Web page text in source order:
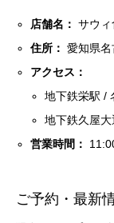
店舗名： サウ
住所： 愛知県
アクセス：
地下鉄栄駅
地下鉄久屋
営業時間：
ご予約・最新